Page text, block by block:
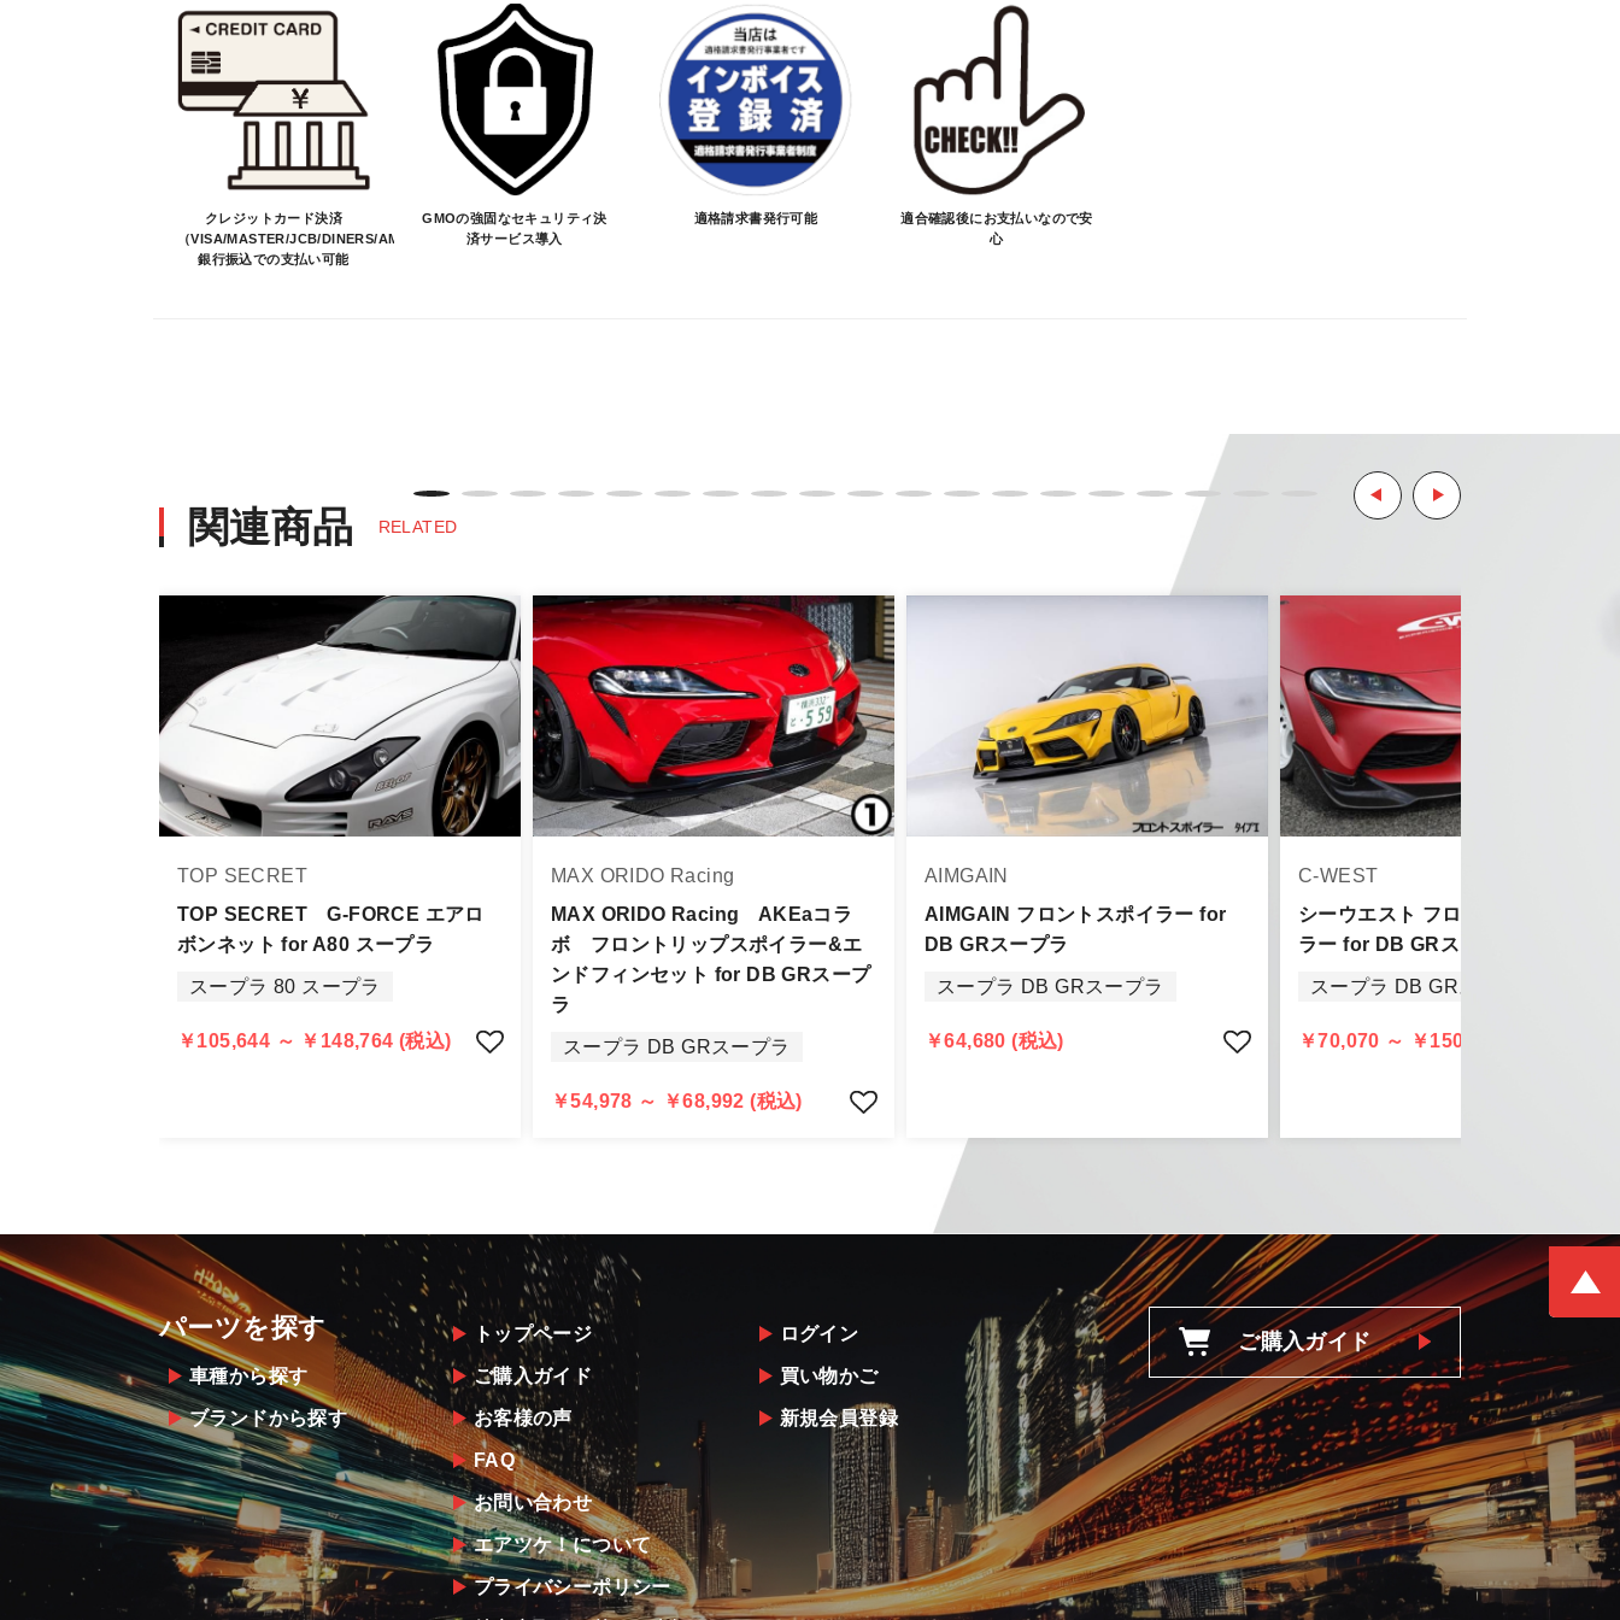
お買物を続ける カートへ進む
そのため、ご注文後に適合確認を行い、適合しない場合はキャンセル可能です。
※商品はメーカー品のため予告無く価格が変わる場合があります。
※商品は予告無く生産及び販売不可となる場合があります。
・ご注文前の納期のお問い合わせは、ご注文時と納期が異なるトラブルが発生致しますのでお受けしておりません。
納期を知りたい場合は、一旦ご注文のお手続きをお願い致します。
決済について
・ご注文後にメーカー確認を行い、商品が愛車に合うことを確認してから決済となります。
・決済後の正式注文後のキャンセルや変更は不可となりますので、商品やカラー等、お間違い無いようお願い致します。
商品名や説明等でご確認ください。
・エアロパーツ・マフラー等の大型商品は、個人宅への直送・営業所止めができないことがあることはご了承ください。
また、小さな商品でも、メーカーによっては個人宅直送・営業所止めが不可の場合がございます。
・発送先に、塗装・取付店等の業者様をご指定することをお奨め致します。
・メーカーによっては、配送先が自動車関連業者でなければ、配送出来ないことがあることは予めご了承ください。
お届け商品について
商品到着後は速やかに開封のうえ、中身をご確認下さい。
万一、商品に不具合があった場合は商品出荷後5日以内にご連絡をお願いします。
なお、塗装・加工・装着後の交換や返品は、理由を問わず一切お受けできません。
商品の不具合や状況は写真等をお願いする場合もございますので、ご協力をお願いします。
明らかに当社またはメーカーに瑕疵が認められる場合（商品誤発送・初期不良・運送破損等）につきましては、
当社よりメーカー・運送会社へ状況報告・確認の上、同等品・代替品への交換対応の手配をさせて頂きます。
お客様のお支払い方法に関わらず、ご返金は銀行振込となりますことを予めご了承下さい。
クレジットカード決済
（VISA/MASTER/JCB/DINERS/AMEX）、
銀行振込での支払い可能
GMOの強固なセキュリティ決
済サービス導入
適格請求書発行可能
適合確認後にお支払いなので安
心
関連商品 RELATED
TOP SECRET
TOP SECRET G-FORCE エアロ
ボンネット for A80 スープラ
スープラ 80 スープラ
￥105,644 ～ ￥148,764 (税込)
MAX ORIDO Racing
MAX ORIDO Racing AKEaコラ
ボ フロントリップスポイラー&エ
ンドフィンセット for DB GRスープ
ラ
スープラ DB GRスープラ
￥54,978 ～ ￥68,992 (税込)
AIMGAIN
AIMGAIN フロントスポイラー for
DB GRスープラ
スープラ DB GRスープラ
￥64,680 (税込)
C-WEST
シーウエスト フロントハーフスポイ
ラー for DB GRスープラ
スープラ DB GRスープラ
￥70,070 ～ ￥150,920 (税込)
パーツを探す
車種から探す
ブランドから探す
トップページ
ご購入ガイド
お客様の声
FAQ
お問い合わせ
エアツケ！について
プライバシーポリシー
ログイン
買い物かご
新規会員登録
ご購入ガイド